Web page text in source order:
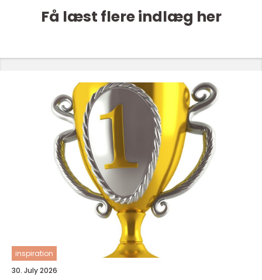
Få læst flere indlæg her
inspiration
30. July 2026